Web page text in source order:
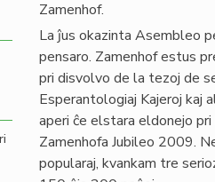
Zamenhof.
La ĵus okazinta Asembleo
pensaro. Zamenhof estus
pri disvolvo de la tezoj de
Esperantologiaj Kajeroj kaj
aperi ĉe elstara eldonejo
Zamenhofa Jubileo 2009.
popularaj, kvankam tre